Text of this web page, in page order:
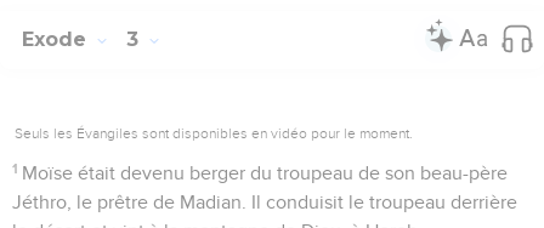
Exode 3
Seuls les Évangiles sont disponibles en vidéo pour le moment.
1 Moïse était devenu berger du troupeau de son beau-père
Jéthro, le prêtre de Madian. Il conduisit le troupeau derrière